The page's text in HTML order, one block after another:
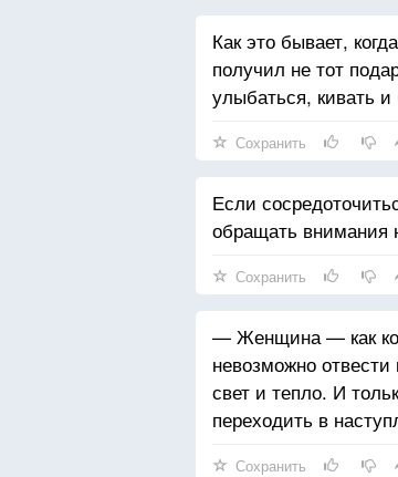
Как это бывает,
получил не тот
улыбаться, кивать и
Сохранить
Если
обращать
Сохранить
— Женщина — как
невозможно
свет и тепло. И
переходить в
Сохранить